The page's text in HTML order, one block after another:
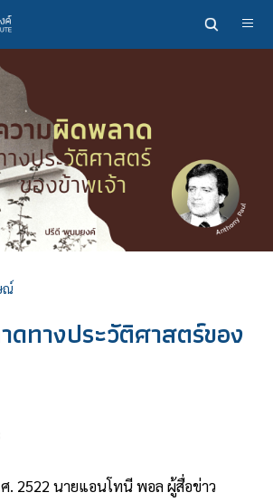
ณ์
ทางประวัติศาสตร์ของ
. 2522 นายแอนโทนี พอล ผู้สื่อข่าว